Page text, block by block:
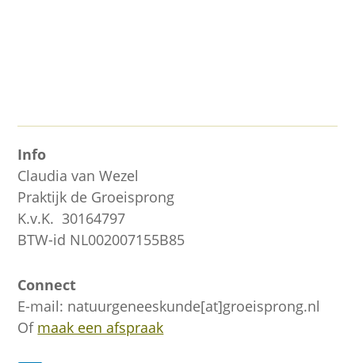
Info
Claudia van Wezel
Praktijk de Groeisprong
K.v.K. 30164797
BTW-id NL002007155B85
Connect
E-mail: natuurgeneeskunde[at]groeisprong.nl
Of maak een afspraak